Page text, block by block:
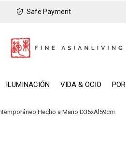
ILUMINACIÓN VIDA & OCIO
Safe Payment
Hecho a Mano D36xAl59cm